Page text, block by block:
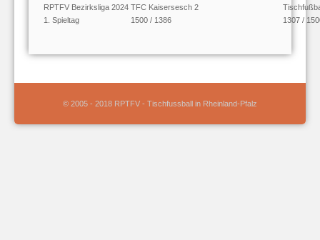
RPTFV Bezirksliga 2024
1. Spieltag
TFC Kaisersesch 2
1500 / 1386
1307 /
© 2005 - 2018 RPTFV - Tischfussball in Rheinland-Pfalz